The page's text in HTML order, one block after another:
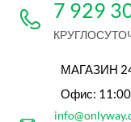
7 929
МАГАЗИН
Офис: 11:00